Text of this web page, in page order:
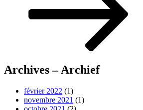
Archives – Archief
février 2022 (1)
novembre 2021 (1)